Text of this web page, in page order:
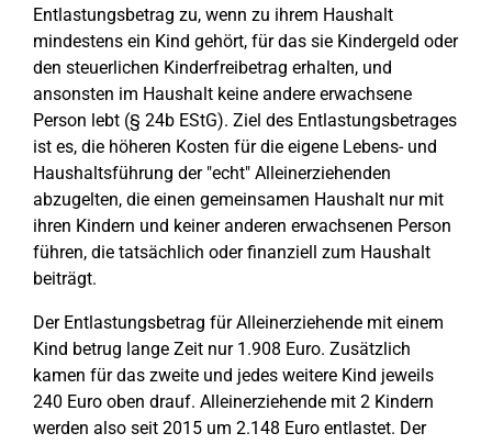
Entlastungsbetrag zu, wenn zu ihrem Haushalt
mindestens ein Kind gehört, für das sie Kindergeld oder
den steuerlichen Kinderfreibetrag erhalten, und
ansonsten im Haushalt keine andere erwachsene
Person lebt (§ 24b EStG). Ziel des Entlastungsbetrages
ist es, die höheren Kosten für die eigene Lebens- und
Haushaltsführung der "echt" Alleinerziehenden
abzugelten, die einen gemeinsamen Haushalt nur mit
ihren Kindern und keiner anderen erwachsenen Person
führen, die tatsächlich oder finanziell zum Haushalt
beiträgt.
Der Entlastungsbetrag für Alleinerziehende mit einem
Kind betrug lange Zeit nur 1.908 Euro. Zusätzlich
kamen für das zweite und jedes weitere Kind jeweils
240 Euro oben drauf. Alleinerziehende mit 2 Kindern
werden also seit 2015 um 2.148 Euro entlastet. Der